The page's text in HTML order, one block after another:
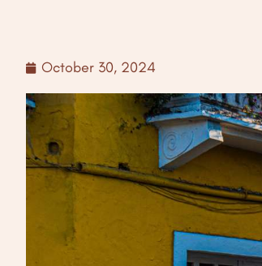
October 30, 2024